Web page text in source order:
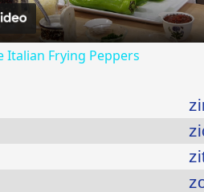
Italian Frying Peppers